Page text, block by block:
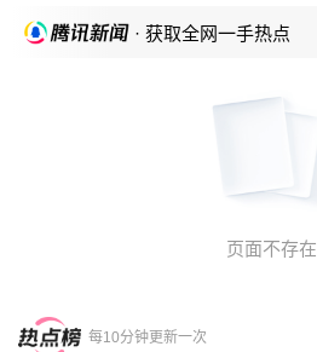
· 获取全网一手热点
页面不存在
每10分钟更新一次